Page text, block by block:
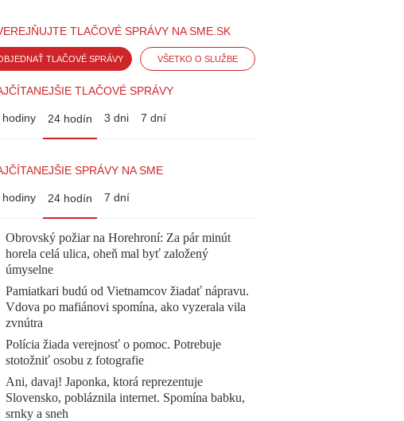
TLAČOVÉ SPRÁVY NA SME.SK
TLAČOVÉ SPRÁVY VŠETKO O SLUŽBE
TLAČOVÉ SPRÁVY
hodiny 24 hodín 3 dni 7 dní
SPRÁVY NA SME
hodiny 24 hodín 7 dní
Obrovský požiar na Horehroní: Za pár minút
horela celá ulica, oheň mal byť založený
úmyselne
Pamiatkari budú od Vietnamcov žiadať nápravu.
Vdova po mafiánovi spomína, ako vyzerala vila
zvnútra
Polícia žiada verejnosť o pomoc. Potrebuje
stotožniť osobu z fotografie
Ani, davaj! Japonka, ktorá reprezentuje
Slovensko, pobláznila internet. Spomína babku,
srnky a sneh